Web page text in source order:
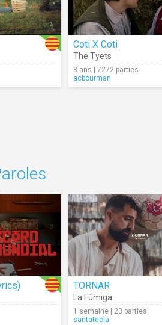
Coti X Coti
The Tyets
3 ans | 7272 parties
acbourman
TORNAR
La Fúmiga
1 semaine | 23 parties
santatecla